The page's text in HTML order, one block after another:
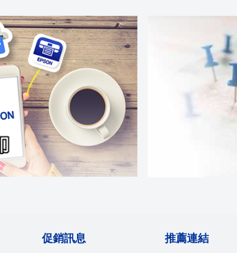
促銷訊息 推薦連結